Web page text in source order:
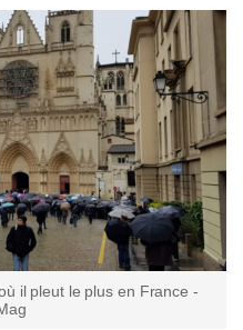
il pleut le plus en France -